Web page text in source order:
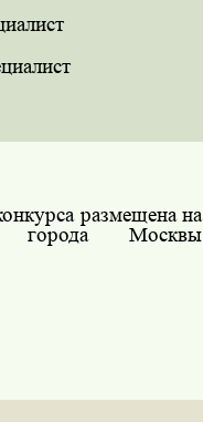
размещена на
города Москвы